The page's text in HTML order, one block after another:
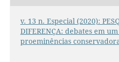
v. 13 n. Especial (2020):
DIFERENÇA: debates em
proeminências